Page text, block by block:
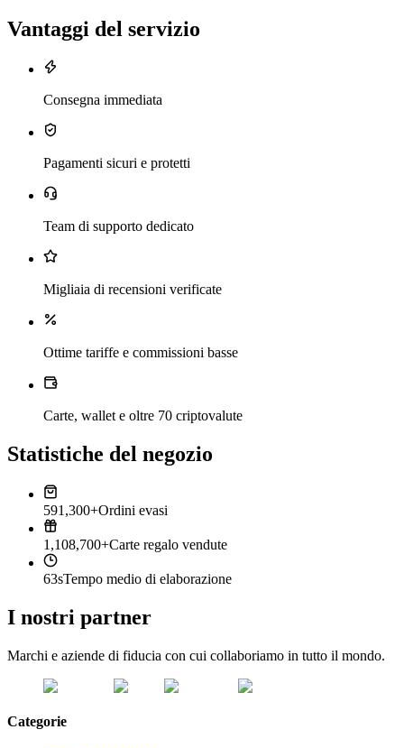
Vantaggi del servizio
Consegna immediata
Pagamenti sicuri e protetti
Team di supporto dedicato
Migliaia di recensioni verificate
Ottime tariffe e commissioni basse
Carte, wallet e oltre 70 criptovalute
Statistiche del negozio
591,300+Ordini evasi
1,108,700+Carte regalo vendute
63sTempo medio di elaborazione
I nostri partner
Marchi e aziende di fiducia con cui collaboriamo in tutto il mondo.
Categorie